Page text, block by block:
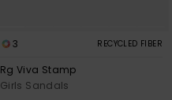
3 RECYCLED FIBER
Rg Viva Stamp
Girls Sandals